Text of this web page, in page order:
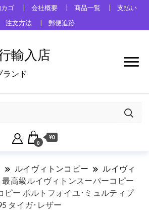
ゴ 会社概要 商品一覧
支払い
注文方法
郵便追跡
輸入店
ランド
0
¥0
ルイヴィトンコピー
ルイヴィ
最高級ルイヴィトンスーパーコピー
ピー ポルトフォイユ･ミュルティプ
タイガ･レザー